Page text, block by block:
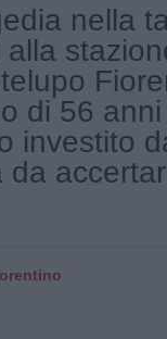
nella
alla
di 56
investito
da